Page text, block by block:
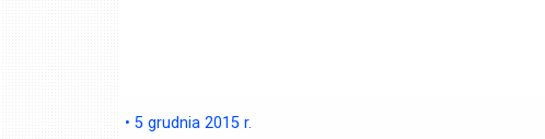
• 5 grudnia 2015 r.